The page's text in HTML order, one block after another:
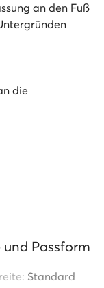
an den Fuß
die
und Passform
Standard